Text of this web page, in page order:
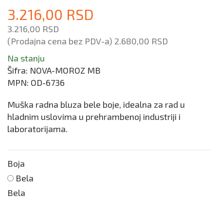
3.216,00 RSD
3.216,00 RSD
(Prodajna cena bez PDV-a) 2.680,00 RSD
Na stanju
Šifra: NOVA-MOROZ MB
MPN: OD-6736
Muška radna bluza bele boje, idealna za rad u
hladnim uslovima u prehrambenoj industriji i
laboratorijama.
Boja
Bela
Bela